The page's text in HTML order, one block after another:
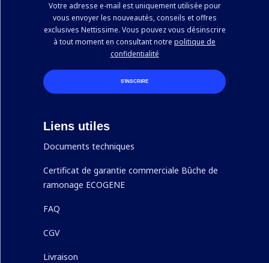
Votre adresse e-mail est uniquement utilisée pour
vous envoyer les nouveautés, conseils et offres
exclusives Nettissime. Vous pouvez vous désinscrire
à tout moment en consultant notre politique de
confidentialité
S’INSCRIRE
Liens utiles
Documents techniques
Certificat de garantie commerciale Bûche de
ramonage ECOGENE
FAQ
CGV
Livraison